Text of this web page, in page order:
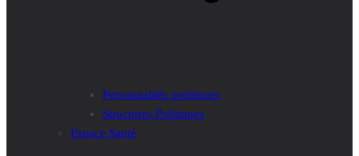
Personnalités politiques
Structures Politiques
Espace Santé